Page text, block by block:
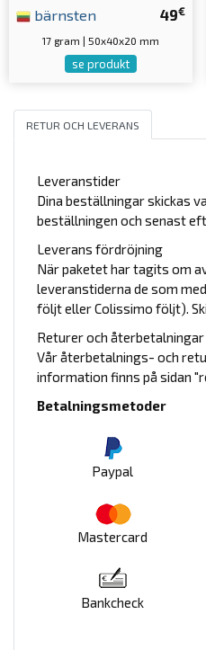
49€
bärnsten
17 gram | 50x40x20 mm
se produkt
RETUR OCH LEVERANS
Leveranstider
Dina beställningar skickas
beställningen och senast
Leverans fördröjning
När paketet har tagits om
leveranstiderna de som
följt eller Colissimo följt).
Returer och återbetalningar
Vår återbetalnings- och
information finns på sidan
Betalningsmetoder
Paypal
Mastercard
Bankcheck